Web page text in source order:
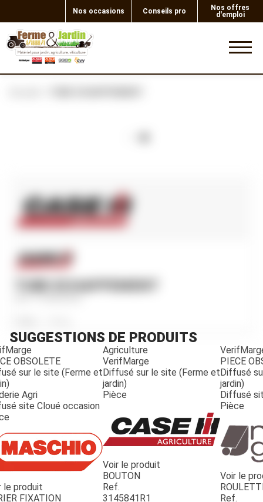
Nos occasions Conseils pro
Nos offres
d'emploi
JOUET
Ref. 3145625R2
SUGGESTIONS DE PRODUITS
OBSOLETE
sur le site (Ferme et
Agri
site Cloué occasion
le produit
FIXATION
Agriculture
VerifMarge
Diffusé sur le site (Ferme et
jardin)
Pièce
Voir le produit
BOUTON
Ref.
3145841R1
PIECE
Diffusé
jardin)
Diffusé
Pièce
Voir le
Ref.